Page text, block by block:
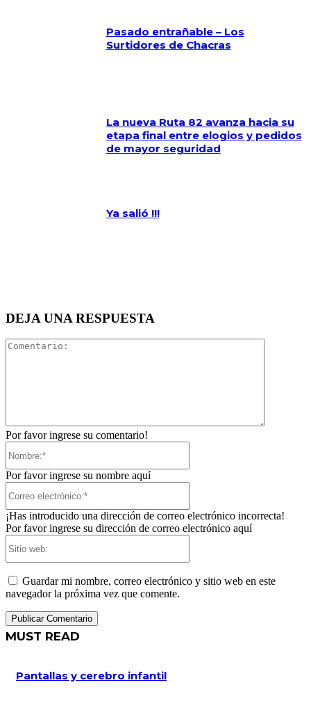
Pasado entrañable – Los
Surtidores de Chacras
La nueva Ruta 82 avanza hacia su
etapa final entre elogios y pedidos
de mayor seguridad
Ya salió !!!
DEJA UNA RESPUESTA
Por favor ingrese su comentario!
Por favor ingrese su nombre aquí
¡Has introducido una dirección de correo electrónico incorrecta!
Por favor ingrese su dirección de correo electrónico aquí
Guardar mi nombre, correo electrónico y sitio web en este
navegador la próxima vez que comente.
MUST READ
Pantallas y cerebro infantil